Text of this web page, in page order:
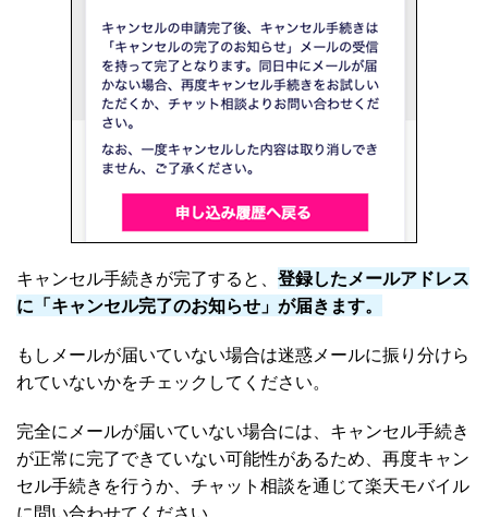
キャンセル手続きが完了すると、 登録したメールアドレス
に「キャンセル完了のお知らせ」が届きます。
もしメールが届いていない場合は迷惑メールに振り分けら
れていないかをチェックしてください。
完全にメールが届いていない場合には、キャンセル手続き
が正常に完了できていない可能性があるため、再度キャン
セル手続きを行うか、チャット相談を通じて楽天モバイル
に問い合わせてください。